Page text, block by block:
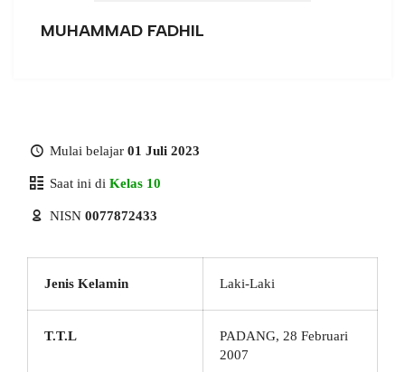
MUHAMMAD FADHIL
Mulai belajar 01 Juli 2023
Saat ini di Kelas 10
NISN 0077872433
Jenis Kelamin Laki-Laki
T.T.L
PADANG, 28 Februari
2007